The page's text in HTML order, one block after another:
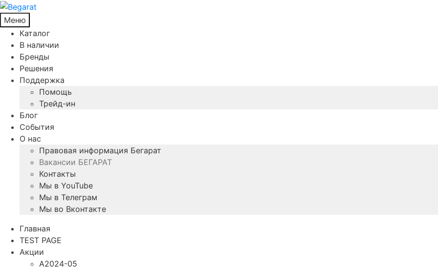
Меню
Каталог
В наличии
Бренды
Решения
Поддержка
Помощь
Трейд-ин
Блог
События
О нас
Правовая информация Бегарат
Вакансии БЕГАРАТ
Контакты
Мы в YouTube
Мы в Телеграм
Мы во Вконтакте
Главная
TEST PAGE
Акции
A2024-05